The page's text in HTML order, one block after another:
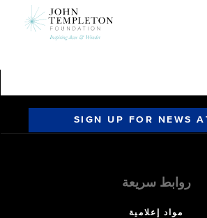
SIGN UP FOR NEWS
روابط سريعة
مواد إعلامية